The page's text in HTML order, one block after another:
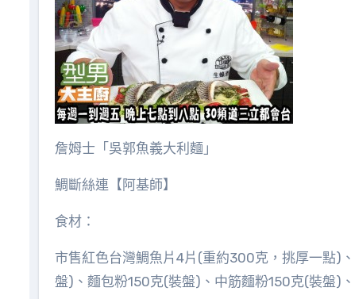
詹姆士「吳郭魚義大利麵」
鯛斷絲連【阿基師】
食材：
市售紅色台灣鯛魚片4片(重約300克，挑厚一點)
盤)、麵包粉150克(裝盤)、中筋麵粉150克(裝盤)